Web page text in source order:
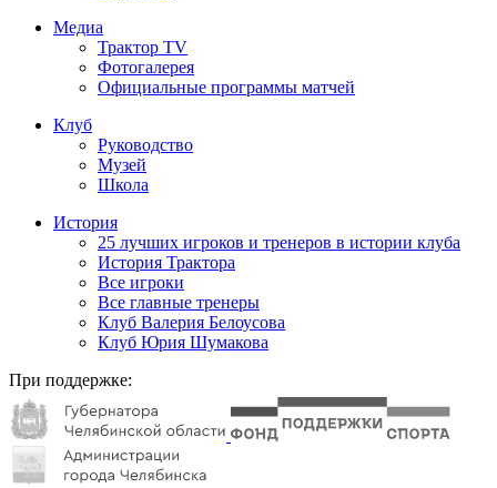
Медиа
Трактор TV
Фотогалерея
Официальные программы матчей
Клуб
Руководство
Музей
Школа
История
25 лучших игроков и тренеров в истории клуба
История Трактора
Все игроки
Все главные тренеры
Клуб Валерия Белоусова
Клуб Юрия Шумакова
При поддержке: